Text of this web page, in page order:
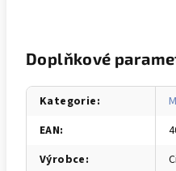
Doplňkové
Kategorie:
EAN:
Výrobce: